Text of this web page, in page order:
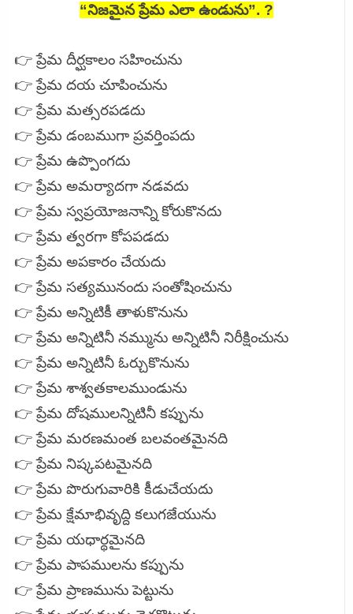
“నిజమైన ప్రేమ ఎలా ఉండును”. ?
👉 ప్రేమ దీర్ఘకాలం సహించును
👉 ప్రేమ దయ చూపించును
👉 ప్రేమ మత్సరపడదు
👉 ప్రేమ డంబముగా ప్రవర్తింపదు
👉 ప్రేమ ఉప్పొంగదు
👉 ప్రేమ అమర్యాదగా నడవదు
👉 ప్రేమ స్వప్రయోజనాన్ని కోరుకొనదు
👉 ప్రేమ త్వరగా కోపపడదు
👉 ప్రేమ అపకారం చేయదు
👉 ప్రేమ సత్యమునందు సంతోషించును
👉 ప్రేమ అన్నిటికీ తాళుకొనును
👉 ప్రేమ అన్నిటినీ నమ్మును అన్నిటినీ నిరీక్షించును
👉 ప్రేమ అన్నిటినీ ఓర్చుకొనును
👉 ప్రేమ శాశ్వతకాలముండును
👉 ప్రేమ దోషములన్నిటినీ కప్పును
👉 ప్రేమ మరణమంత బలవంతమైనది
👉 ప్రేమ నిష్కపటమైనది
👉 ప్రేమ పొరుగువారికి కీడుచేయదు
👉 ప్రేమ క్షేమాభివృద్ది కలుగజేయును
👉 ప్రేమ యధార్థమైనది
👉 ప్రేమ పాపములను కప్పును
👉 ప్రేమ ప్రాణమును పెట్టును